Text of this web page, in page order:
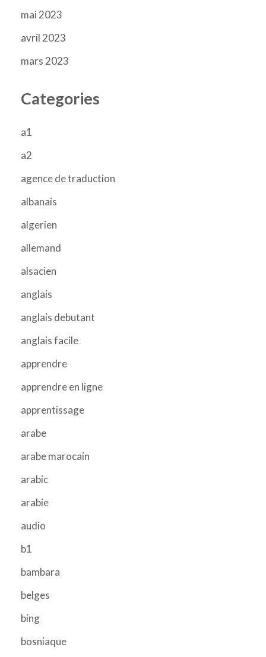
mai 2023
avril 2023
mars 2023
Categories
a1
a2
agence de traduction
albanais
algerien
allemand
alsacien
anglais
anglais debutant
anglais facile
apprendre
apprendre en ligne
apprentissage
arabe
arabe marocain
arabic
arabie
audio
b1
bambara
belges
bing
bosniaque